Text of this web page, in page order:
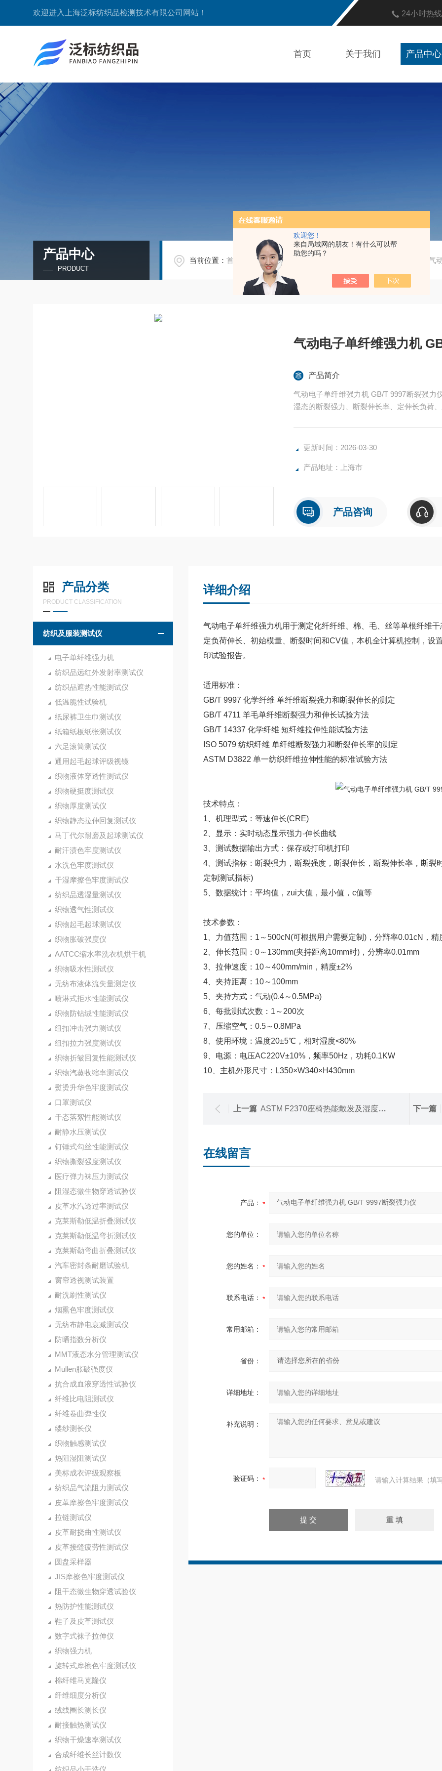
欢迎您！
来自局域网的朋友！有什么可以帮
助您的吗？
欢迎进入上海泛标纺织品检测技术有限公司网站！ 24小时热
首页 关于我们 产品中心
产品中心
PRODUCT
当前位置：首页 产品中心/ / 气
气动电子单纤维强力机
产品简介
气动电子单纤维强力机 GB/T 9997断裂强力
湿态的断裂强力、断裂伸长率、定伸长负荷
更新时间：2026-03-30
产品地址：上海市
产品咨询
产品分类
PRODUCT CLASSIFICATION
纺织及服装测试仪
电子单纤维强力机
纺织品远红外发射率测试仪
纺织品遮热性能测试仪
低温脆性试验机
纸尿裤卫生巾测试仪
纸箱纸板纸张测试仪
六足滚筒测试仪
通用起毛起球评级视镜
织物液体穿透性测试仪
织物硬挺度测试仪
织物厚度测试仪
织物静态拉伸回复测试仪
马丁代尔耐磨及起球测试仪
耐汗渍色牢度测试仪
水洗色牢度测试仪
干湿摩擦色牢度测试仪
纺织品透湿量测试仪
织物透气性测试仪
织物起毛起球测试仪
织物胀破强度仪
AATCC缩水率洗衣机烘干机
织物吸水性测试仪
无纺布液体流失量测定仪
喷淋式拒水性能测试仪
织物防钻绒性能测试仪
纽扣冲击强力测试仪
纽扣拉力强度测试仪
织物折皱回复性能测试仪
织物汽蒸收缩率测试仪
熨烫升华色牢度测试仪
口罩测试仪
干态落絮性能测试仪
耐静水压测试仪
钉锤式勾丝性能测试仪
织物撕裂强度测试仪
医疗弹力袜压力测试仪
阻湿态微生物穿透试验仪
皮革水汽透过率测试仪
克莱斯勒低温折叠测试仪
克莱斯勒低温弯折测试仪
克莱斯勒弯曲折叠测试仪
汽车密封条耐磨试验机
窗帘透视测试装置
耐洗刷性测试仪
烟熏色牢度测试仪
无纺布静电衰减测试仪
防晒指数分析仪
MMT液态水分管理测试仪
Mullen胀破强度仪
抗合成血液穿透性试验仪
纤维比电阻测试仪
纤维卷曲弹性仪
缕纱测长仪
织物触感测试仪
热阻湿阻测试仪
美标成衣评级观察板
纺织品气流阻力测试仪
皮革摩擦色牢度测试仪
拉链测试仪
皮革耐挠曲性测试仪
皮革接缝疲劳性测试仪
圆盘采样器
JIS摩擦色牢度测试仪
阻干态微生物穿透试验仪
热防护性能测试仪
鞋子及皮革测试仪
数字式袜子拉伸仪
织物强力机
旋转式摩擦色牢度测试仪
棉纤维马克隆仪
纤维细度分析仪
绒线圈长测长仪
耐接触热测试仪
织物干燥速率测试仪
合成纤维长丝计数仪
纺织品小干洗仪
详细介绍
气动电子单纤维强力机用于测定化纤纤维、棉、毛、丝等单根纤维
定负荷伸长、初始模量、断裂时间和CV值，本机全计算机控制，设
印试验报告。
适用标准：
GB/T 9997 化学纤维 单纤维断裂强力和断裂伸长的测定
GB/T 4711 羊毛单纤维断裂强力和伸长试验方法
GB/T 14337 化学纤维 短纤维拉伸性能试验方法
ISO 5079 纺织纤维 单纤维断裂强力和断裂伸长率的测定
ASTM D3822 单一纺织纤维拉伸性能的标准试验方法
技术特点：
1、机理型式：等速伸长(CRE)
2、显示：实时动态显示强力-伸长曲线
3、测试数据输出方式：保存或打印机打印
4、测试指标：断裂强力，断裂强度，断裂伸长，断裂伸长率，断裂
定制测试指标)
5、数据统计：平均值，zui大值，最小值，c值等
技术参数：
1、力值范围：1～500cN(可根据用户需要定制)，分辩率0.01cN，精
2、伸长范围：0～130mm(夹持距离10mm时)，分辨率0.01mm
3、拉伸速度：10～400mm/min，精度±2%
4、夹持距离：10～100mm
5、夹持方式：气动(0.4～0.5MPa)
6、每批测试次数：1～200次
7、压缩空气：0.5～0.8MPa
8、使用环境：温度20±5℃，相对湿度<80%
9、电源：电压AC220V±10%，频率50Hz，功耗0.1KW
10、主机外形尺寸：L350×W340×H430mm
上一篇 ASTM F2370座椅热能散发及湿度传递测试假人 下一篇
在线留言
产品：
您的单位：
您的姓名：
联系电话：
常用邮箱：
省份：
详细地址：
补充说明：
验证码： 请输入计算结果（填